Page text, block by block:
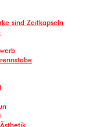
sind Zeitkapseln